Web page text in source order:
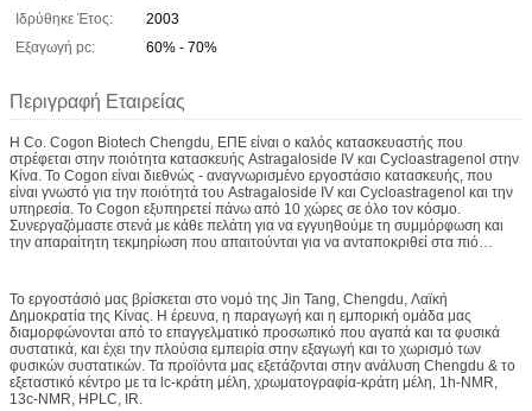
Ιδρύθηκε Έτος:
2003
Εξαγωγή pc:
60% - 70%
Περιγραφή Εταιρείας
Η Co. Cogon Biotech Chengdu, ΕΠΕ είναι ο καλός κατασκευαστής που
στρέφεται στην ποιότητα κατασκευής Astragaloside IV και Cycloastragenol στην
Κίνα. Το Cogon είναι διεθνώς - αναγνωρισμένο εργοστάσιο κατασκευής, που
είναι γνωστό για την ποιότητά του Astragaloside IV και Cycloastragenol και την
υπηρεσία. Το Cogon εξυπηρετεί πάνω από 10 χώρες σε όλο τον κόσμο.
Συνεργαζόμαστε στενά με κάθε πελάτη για να εγγυηθούμε τη συμμόρφωση και
την απαραίτητη τεκμηρίωση που απαιτούνται για να ανταποκριθεί στα πιό
Το εργοστάσιό μας βρίσκεται στο νομό της Jin Tang, Chengdu, Λαϊκή
Δημοκρατία της Κίνας. Η έρευνα, η παραγωγή και η εμπορική ομάδα μας
διαμορφώνονται από το επαγγελματικό προσωπικό που αγαπά και τα φυσικά
συστατικά, και έχει την πλούσια εμπειρία στην εξαγωγή και το χωρισμό των
φυσικών συστατικών. Τα προϊόντα μας εξετάζονται στην ανάλυση Chengdu & το
εξεταστικό κέντρο με τα lc-κράτη μέλη, χρωματογραφία-κράτη μέλη, 1h-NMR,
13c-NMR, HPLC, IR.